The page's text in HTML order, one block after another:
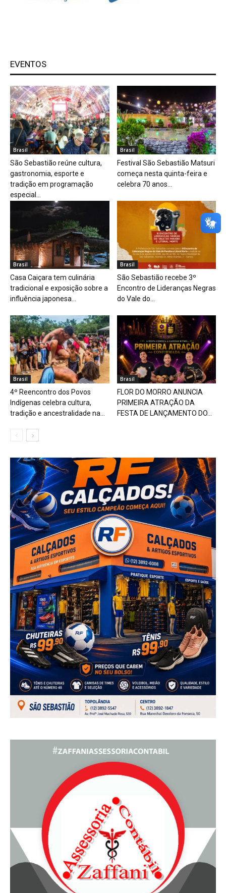
EVENTOS
Brasil
São Sebastião reúne cultura,
gastronomia, esporte e
tradição em programação
especial...
Brasil
Festival São Sebastião Matsuri
começa nesta quinta-feira e
celebra 70 anos...
Brasil
Casa Caiçara tem culinária
tradicional e exposição sobre a
influência japonesa...
Brasil
São Sebastião recebe 3º
Encontro de Lideranças Negras
do Vale do...
Brasil
4º Reencontro dos Povos
Indígenas celebra cultura,
tradição e ancestralidade na...
Brasil
FLOR DO MORRO ANUNCIA
PRIMEIRA ATRAÇÃO DA
FESTA DE LANÇAMENTO DO...